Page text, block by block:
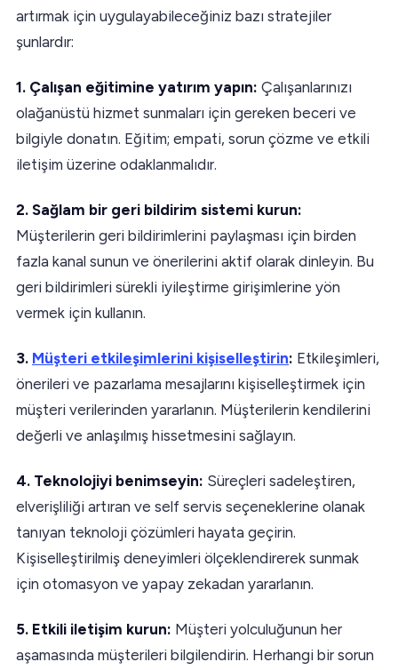
artırmak için uygulayabileceğiniz bazı stratejiler
şunlardır:
1. Çalışan eğitimine yatırım yapın: Çalışanlarınızı
olağanüstü hizmet sunmaları için gereken beceri ve
bilgiyle donatın. Eğitim; empati, sorun çözme ve etkili
iletişim üzerine odaklanmalıdır.
2. Sağlam bir geri bildirim sistemi kurun:
Müşterilerin geri bildirimlerini paylaşması için birden
fazla kanal sunun ve önerilerini aktif olarak dinleyin. Bu
geri bildirimleri sürekli iyileştirme girişimlerine yön
vermek için kullanın.
3. Müşteri etkileşimlerini kişiselleştirin: Etkileşimleri,
önerileri ve pazarlama mesajlarını kişiselleştirmek için
müşteri verilerinden yararlanın. Müşterilerin kendilerini
değerli ve anlaşılmış hissetmesini sağlayın.
4. Teknolojiyi benimseyin: Süreçleri sadeleştiren,
elverişliliği artıran ve self servis seçeneklerine olanak
tanıyan teknoloji çözümleri hayata geçirin.
Kişiselleştirilmiş deneyimleri ölçeklendirerek sunmak
için otomasyon ve yapay zekadan yararlanın.
5. Etkili iletişim kurun: Müşteri yolculuğunun her
aşamasında müşterileri bilgilendirin. Herhangi bir sorun